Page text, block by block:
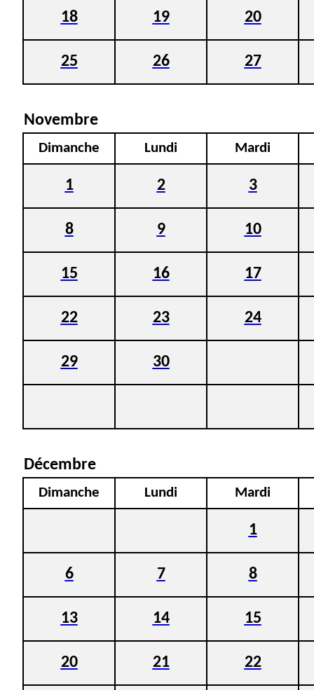
18 19 20
25 26 27
Novembre
Dimanche Lundi Mardi
1 2 3
8 9 10
15 16 17
22 23 24
29 30
Décembre
Dimanche Lundi Mardi
1
6 7 8
13 14 15
20 21 22